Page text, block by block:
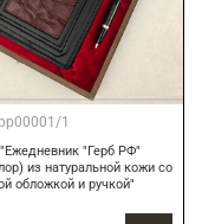
1
"Герб РФ"
из натуральной кожи со
обложкой и ручкой"